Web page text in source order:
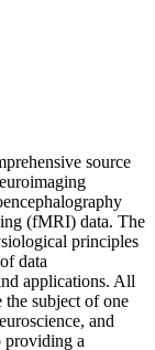
source
(fMRI) data. The
principles
data
applications. All
the subject of one
and
providing a